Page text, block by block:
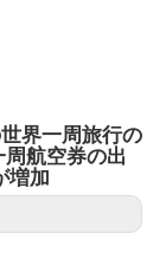
界一周旅行の
航空券の出
増加